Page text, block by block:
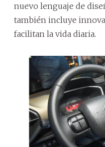
nuevo lenguaje de
también incluye
facilitan la vida diaria.